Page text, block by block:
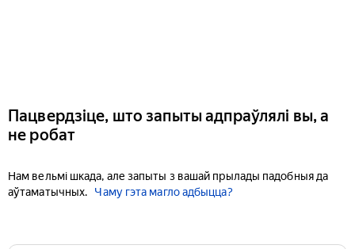
Пацвердзіце, што запыты адпраўлялі вы, а
не робат
Нам вельмі шкада, але запыты з вашай прылады падобныя да
аўтаматычных.
Чаму гэта магло адбыцца?